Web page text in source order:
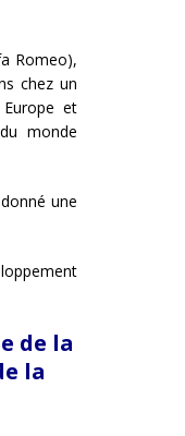
Romeo),
chez un
et
monde
une
de la
la